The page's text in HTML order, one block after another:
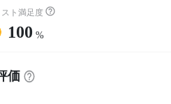
ト満足度
100 %
価